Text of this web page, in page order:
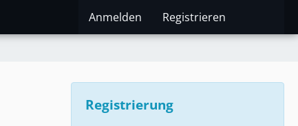
Anmelden Registrieren
Registrierung